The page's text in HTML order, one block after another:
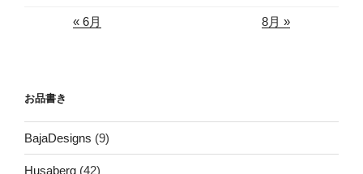
« 6月 8月 »
お品書き
BajaDesigns (9)
Husaberg (42)